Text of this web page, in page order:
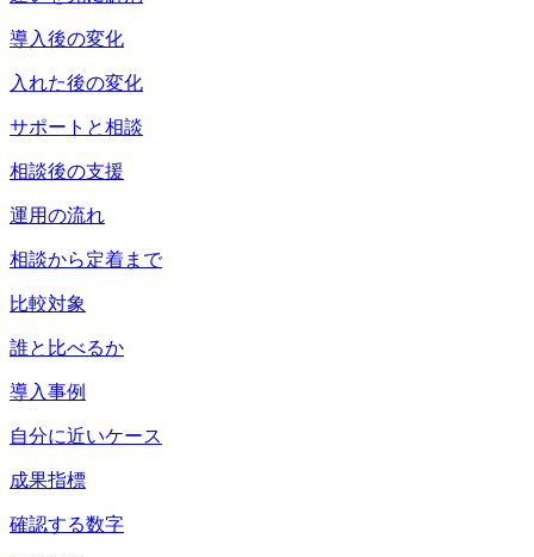
導入後の変化
入れた後の変化
サポートと相談
相談後の支援
運用の流れ
相談から定着まで
比較対象
誰と比べるか
導入事例
自分に近いケース
成果指標
確認する数字